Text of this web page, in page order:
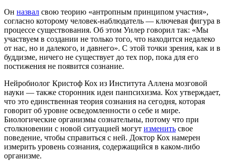
Он назвал свою теорию «антропным принципом участия»,
согласно которому человек-наблюдатель — ключевая фигура в
процессе существования. Об этом Уилер говорил так: «Мы
участвуем в создании не только того, что находится недалеко
от нас, но и далекого, и давнего». С этой точки зрения, как и в
буддизме, ничего не существует до тех пор, пока для его
постижения не появится сознание.
Нейробиолог Кристоф Кох из Института Аллена мозговой
науки — также сторонник идеи панпсихизма. Кох утверждает,
что это единственная теория сознания на сегодня, которая
говорит об уровне осведомленности о себе и мире.
Биологические организмы сознательны, потому что при
столкновении с новой ситуацией могут изменить свое
поведение, чтобы справиться с ней. Доктор Кох намерен
измерить уровень сознания, содержащийся в каком-либо
организме.